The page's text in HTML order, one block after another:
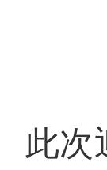
此次